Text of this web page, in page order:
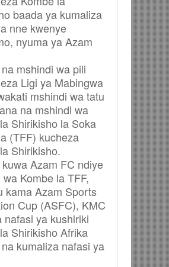
baada ya kumaliza
nne kwenye
nyuma ya Azam
mshindi wa pili
Ligi ya Mabingwa
mshindi wa tatu
na mshindi wa
Shirikisho la Soka
(TFF) kucheza
Shirikisho.
Azam FC ndiye
Kombe la TFF,
kama Azam Sports
Cup (ASFC), KMC
nafasi ya kushiriki
Shirikisho Afrika
kumaliza nafasi ya